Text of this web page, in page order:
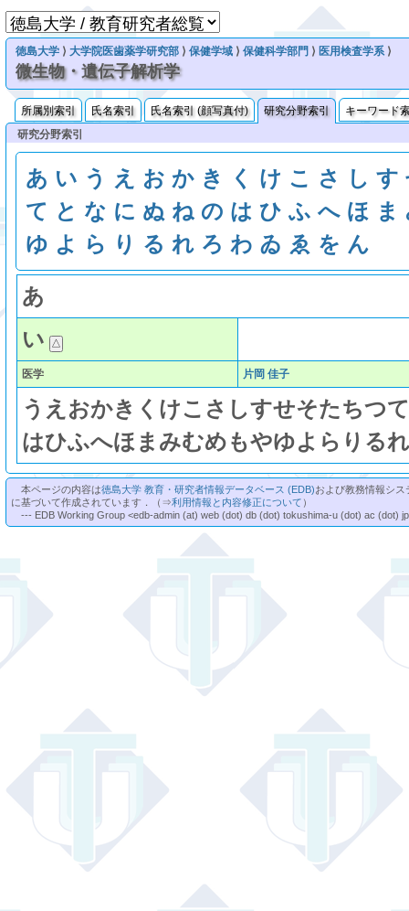
徳島大学 ⟩大学院医歯薬学研究部 ⟩保健学域 ⟩保健科学部門 ⟩ 医用検査学系⟩
微生物・遺伝子解析学
所属別索引 氏名索引 氏名索引 (顔写真付) 研究分野索引
キーワード
研究分野索引
あ い う え お か き く け こ さ し す
て と な に ぬ ね の は ひ ふ へ ほ ま
ゆ よ ら り る れ ろ わ ゐ ゑ を ん
あ
い
医学 片岡 佳子
う え おかき く けこ さ しすせそたちつて
はひふへほ ま みむめもやゆよ ら り るれ
本ページの内容は徳島大学 教育・研究者情報データベース (EDB)および教務情報シ
に基づいて作成されています．（⇒利用情報と内容修正について ）
--- EDB Working Group <edb-admin (at) web (dot) db (dot) tokushima-u (dot) ac (dot)